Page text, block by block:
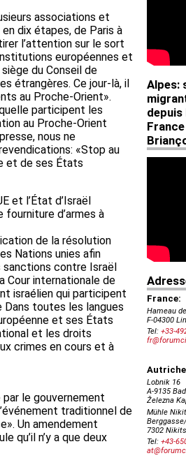
associations et
dix étapes, de Paris à
l’attention sur le sort
européennes et
du Conseil de
étrangères. Ce jour-là, il
au Proche-Orient».
participent les
au Proche-Orient
nous ne
«Stop au
et de ses États
et l’État d’Israël
d’armes à
de la résolution
Nations unies afin
sanctions contre Israël
Cour internationale de
israélien qui participent
Dans toutes les langues
et ses États
et les droits
crimes en cours et à
le gouvernement
traditionnel de
Un amendement
qu’il n’y a que deux